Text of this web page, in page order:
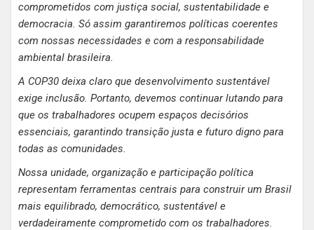
comprometidos com justiça social, sustentabilidade e
democracia. Só assim garantiremos políticas coerentes
com nossas necessidades e com a responsabilidade
ambiental brasileira.
A COP30 deixa claro que desenvolvimento sustentável
exige inclusão. Portanto, devemos continuar lutando para
que os trabalhadores ocupem espaços decisórios
essenciais, garantindo transição justa e futuro digno para
todas as comunidades.
Nossa unidade, organização e participação política
representam ferramentas centrais para construir um Brasil
mais equilibrado, democrático, sustentável e
verdadeiramente comprometido com os trabalhadores.